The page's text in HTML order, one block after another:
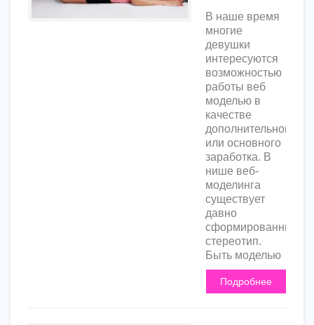
В наше время
многие
девушки
интересуются
возможностью
работы веб
моделью в
качестве
дополнительного
или основного
заработка. В
нише веб-
моделинга
существует
давно
сформированный
стереотип.
Быть моделью
Подробнее